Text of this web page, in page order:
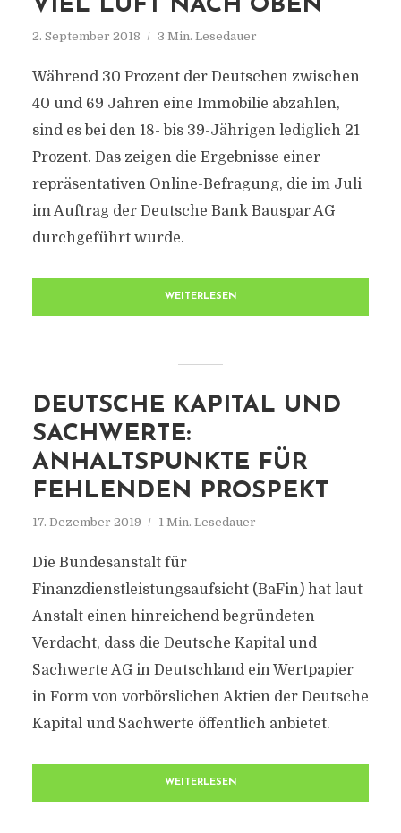
VIEL LUFT NACH OBEN“
2. September 2018 3 Min. Lesedauer
Während 30 Prozent der Deutschen zwischen
40 und 69 Jahren eine Immobilie abzahlen,
sind es bei den 18- bis 39-Jährigen lediglich 21
Prozent. Das zeigen die Ergebnisse einer
repräsentativen Online-Befragung, die im Juli
im Auftrag der Deutsche Bank Bauspar AG
durchgeführt wurde.
WEITERLESEN
DEUTSCHE KAPITAL UND
SACHWERTE:
ANHALTSPUNKTE FÜR
FEHLENDEN PROSPEKT
17. Dezember 2019 1 Min. Lesedauer
Die Bundesanstalt für
Finanzdienstleistungsaufsicht (BaFin) hat laut
Anstalt einen hinreichend begründeten
Verdacht, dass die Deutsche Kapital und
Sachwerte AG in Deutschland ein Wertpapier
in Form von vorbörslichen Aktien der Deutsche
Kapital und Sachwerte öffentlich anbietet.
WEITERLESEN